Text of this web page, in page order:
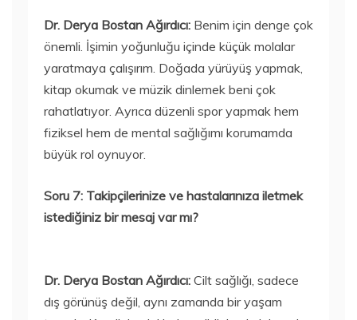
Dr. Derya Bostan Ağırdıcı: Benim için denge çok
önemli. İşimin yoğunluğu içinde küçük molalar
yaratmaya çalışırım. Doğada yürüyüş yapmak,
kitap okumak ve müzik dinlemek beni çok
rahatlatıyor. Ayrıca düzenli spor yapmak hem
fiziksel hem de mental sağlığımı korumamda
büyük rol oynuyor.
Soru 7: Takipçilerinize ve hastalarınıza iletmek
istediğiniz bir mesaj var mı?
Dr. Derya Bostan Ağırdıcı: Cilt sağlığı, sadece
dış görünüş değil, aynı zamanda bir yaşam